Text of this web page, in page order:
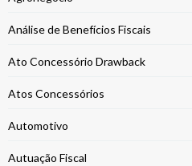
Análise de Benefícios Fiscais
Ato Concessório Drawback
Atos Concessórios
Automotivo
Autuação Fiscal